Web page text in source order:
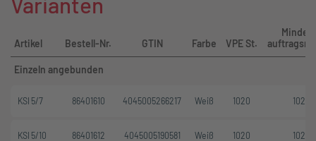
Artikel Bestell-Nr. GTIN Farbe VPE St.
Einzeln angebunden
KSI 5/7 86401610 4045005266217 Weiß 1020 1020
KSI 5/10 86401612 4045005190581 Weiß 1020 1020